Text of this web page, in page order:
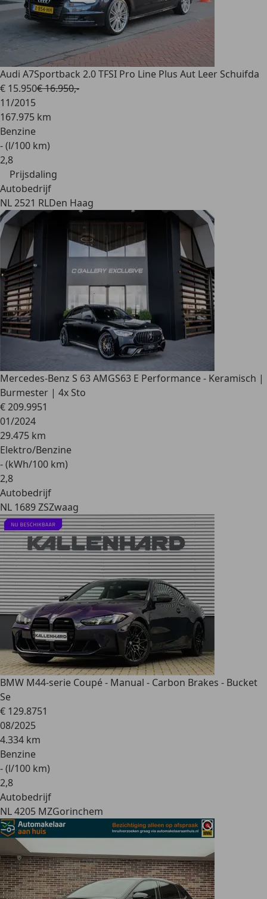
Audi A7Sportback 2.0 TFSI Pro Line Plus Aut Leer Schuifda
€ 15.950€ 16.950,-
11/2015
167.975 km
Benzine
- (l/100 km)
2,8
Prijsdaling
Autobedrijf
NL 2521 RLDen Haag
Mercedes-Benz S 63 AMGS63 E Performance - Keramisch |
Burmester | 4x Sto
€ 209.9951
01/2024
29.475 km
Elektro/Benzine
- (kWh/100 km)
2,8
Autobedrijf
NL 1689 ZSZwaag
BMW M44-serie Coupé - Manual - Carbon Brakes - Bucket
Se
€ 129.8751
08/2025
4.334 km
Benzine
- (l/100 km)
2,8
Autobedrijf
NL 4205 MZGorinchem